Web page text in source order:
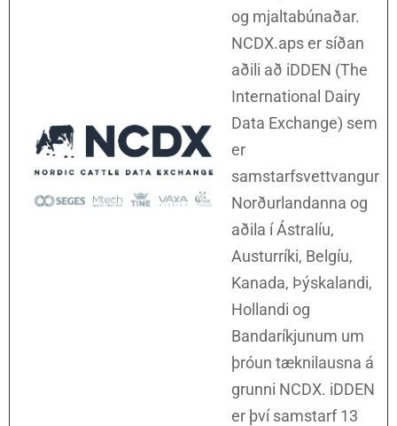
og mjaltabúnaðar.
NCDX.aps er síðan
aðili að iDDEN (The
International Dairy
Data Exchange) sem
er
samstarfsvettvangur
Norðurlandanna og
aðila í Ástralíu,
Austurríki, Belgíu,
Kanada, Þýskalandi,
Hollandi og
Bandaríkjunum um
þróun tæknilausna á
grunni NCDX. iDDEN
er því samstarf 13